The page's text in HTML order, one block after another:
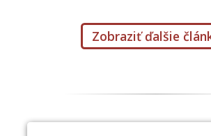
Zobraziť ďalšie